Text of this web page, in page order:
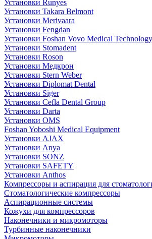
Установки Runyes
Установки Takara Belmont
Установки Merivaara
Установки Fengdan
Установки Foshan Vovo Medical Technology
Установки Stomadent
Установки Roson
Установки Медкрон
Установки Stern Weber
Установки Diplomat Dental
Установки Siger
Установки Cefla Dental Group
Установки Darta
Установки OMS
Foshan Yoboshi Medical Equipment
Установки AJAX
Установки Anya
Установки SONZ
Установки SAFETY
Установки Anthos
Компрессоры и аспирация для
Стоматологические компрессоры
Аспирационные системы
Кожухи для компрессоров
Наконечники и микромоторы
Турбинные наконечники